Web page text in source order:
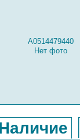
A0514479440
Нет фото